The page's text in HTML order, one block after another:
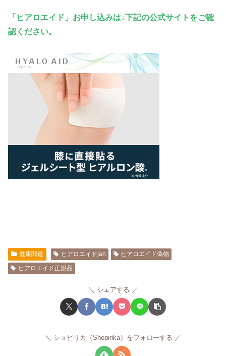
「ヒアロエイド」 お申し込みは↓下記の公式サイトをご確
認ください。
健康関連 ヒアロエイドjan
ヒアロエイド偽物
ヒアロエイド正規品
シェアする
ショピリカ（Shopirika）をフォローする